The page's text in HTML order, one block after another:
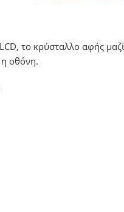
το κρύσταλλο αφής
η οθόνη.